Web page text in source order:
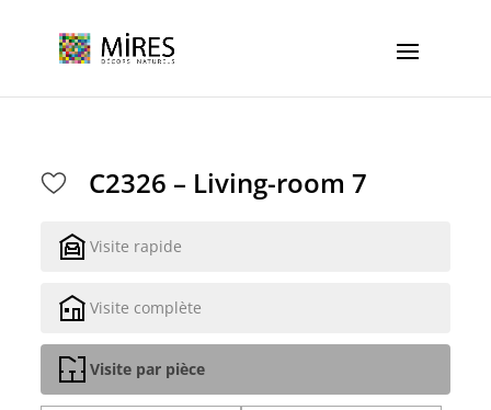
C2326 – Living-room 7
Visite rapide
Visite complète
Visite par pièce